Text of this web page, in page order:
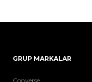
GRUP MARKALAR
Converse